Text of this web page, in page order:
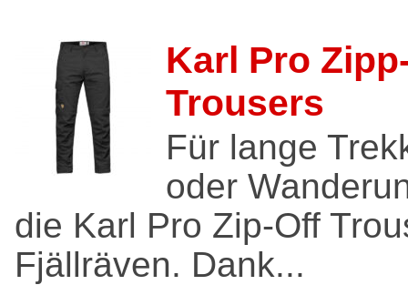
Karl Pro
Trousers
Für lange
oder
die Karl Pro Zip-Off
Fjällräven. Dank...